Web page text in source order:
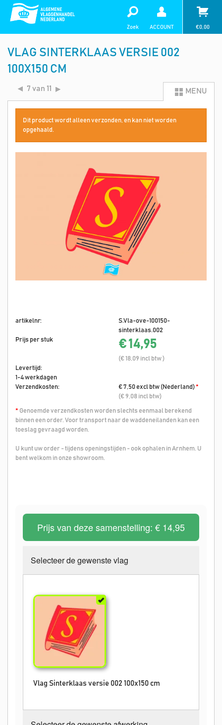
Zoek ACCOUNT €0,00
VLAG SINTERKLAAS VERSIE 002
100X150 CM
7 van 11 MENU
Dit product wordt alleen verzonden, en kan niet worden
opgehaald.
artikelnr:
S.Vla-ove-100150-
sinterklaas.002
Prijs per stuk
€ 14,95
(€ 18,09 incl btw )
Levertijd:
1-4 werkdagen
Verzendkosten:
€ 7,50 excl btw (Nederland)*
(€ 9,08 incl btw)
* Genoemde verzendkosten worden slechts eenmaal berekend
binnen een order. Voor transport naar de waddeneilanden kan een
toeslag gevraagd worden.
U kunt uw order - tijdens openingstijden - ook ophalen in Arnhem. U
bent welkom in onze showroom.
Prijs van deze samenstelling: € 14,95
Selecteer de gewenste vlag
Vlag Sinterklaas versie 002 100x150 cm